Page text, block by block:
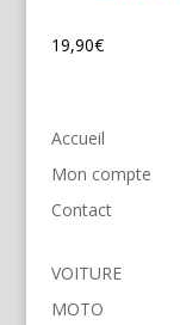
19,90€
Accueil
Mon compte
Contact
VOITURE
MOTO